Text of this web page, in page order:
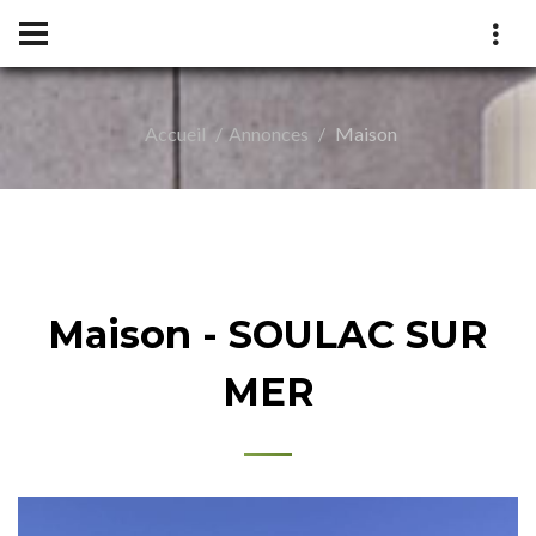
Accueil Annonces Maison
Maison - SOULAC SUR
MER